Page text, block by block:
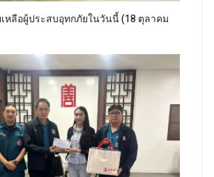
หลือผู้ประสบอุทกภัยในวันนี้ (18 ตุลาคม